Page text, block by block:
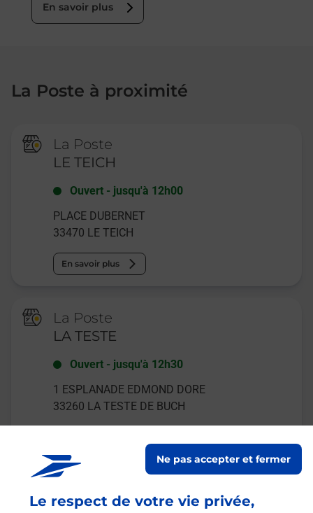
Le respect de votre vie privée,
Ne pas accepter et fermer
En savoir plus
La Poste à proximité
La Poste
LE TEICH
Ouvert - jusqu'à 12h00
PLACE DUBERNET
33470 LE TEICH
En savoir plus
La Poste
LA TESTE
Ouvert - jusqu'à 12h30
1 ESPLANADE EDMOND DORE
33260 LA TESTE DE BUCH
Malin !